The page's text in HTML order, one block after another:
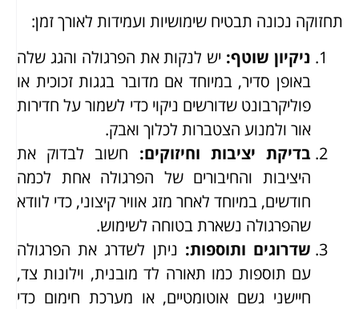
תחזוקה נכונה תבטיח שימושיות ועמידות לאורך זמן:
ניקיון שוטף: יש לנקות את הפרגולה והגג שלה
באופן סדיר, במיוחד אם מדובר בגגות זכוכית או
פוליקרבונט שדורשים ניקוי כדי לשמור על חדירות
אור ולמנוע הצטברות לכלוך ואבק.
בדיקת יציבות וחיזוקים: חשוב לבדוק את
היציבות והחיבורים של הפרגולה אחת לכמה
חודשים, במיוחד לאחר מזג אוויר קיצוני, כדי לוודא
שהפרגולה נשארת בטוחה לשימוש.
שדרוגים ותוספות: ניתן לשדרג את הפרגולה
עם תוספות כמו תאורה לד מובנית, וילונות צד,
חיישני גשם אוטומטיים, או מערכת חימום כדי